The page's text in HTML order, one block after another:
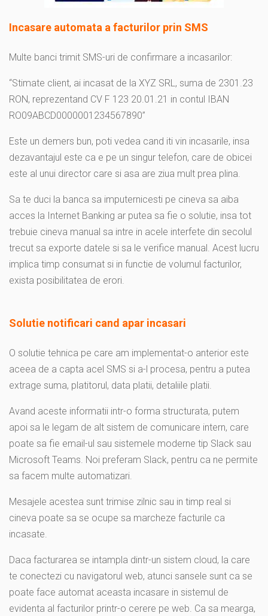
Incasare automata a facturilor prin SMS
Multe banci trimit SMS-uri de confirmare a incasarilor:
“Stimate client, ai incasat de la XYZ SRL, suma de 2301.23
RON, reprezentand CV F 123 20.01.21 in contul IBAN
RO09ABCD0000001234567890”
Este un demers bun, poti vedea cand iti vin incasarile, insa
dezavantajul este ca e pe un singur telefon, care de obicei
este al unui director care si asa are ziua mult prea plina.
Sa te duci la banca sa imputernicesti pe cineva sa aiba
acces la Internet Banking ar putea sa fie o solutie, insa tot
trebuie cineva manual sa intre in acele interfete din secolul
trecut sa exporte datele si sa le verifice manual. Acest lucru
implica timp consumat si in functie de volumul facturilor,
exista posibilitatea de erori.
Solutie notificari cand apar incasari
O solutie tehnica pe care am implementat-o anterior este
aceea de a capta acel SMS si a-l procesa, pentru a putea
extrage suma, platitorul, data platii, detaliile platii.
Avand aceste informatii intr-o forma structurata, putem
apoi sa le legam de alt sistem de comunicare intern, care
poate sa fie email-ul sau sistemele moderne tip Slack sau
Microsoft Teams. Noi preferam Slack, pentru ca ne permite
sa facem multe automatizari.
Mesajele acestea sunt trimise zilnic sau in timp real si
cineva poate sa se ocupe sa marcheze facturile ca
incasate.
Daca facturarea se intampla dintr-un sistem cloud, la care
te conectezi cu navigatorul web, atunci sansele sunt ca se
poate face automat aceasta incasare in sistemul de
evidenta al facturilor printr-o cerere pe web. Ca sa mearga,